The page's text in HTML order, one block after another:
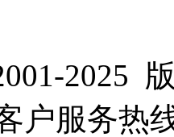
2025
户服务热